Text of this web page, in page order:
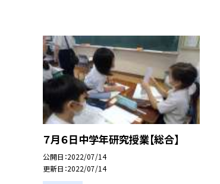
７月６日中学年研究授業【総合】
公開日 2022/07/14
更新日 2022/07/14